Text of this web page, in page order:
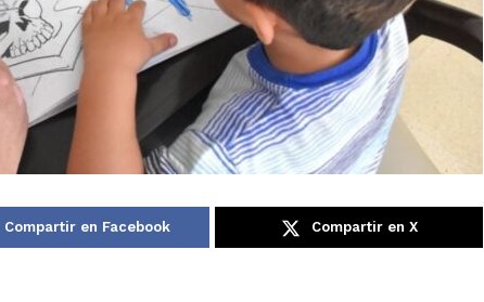
Compartir en Facebook Compartir en X